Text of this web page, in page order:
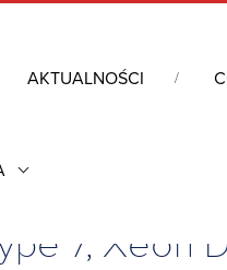
AKTUALNOŚCI
7, Xeon